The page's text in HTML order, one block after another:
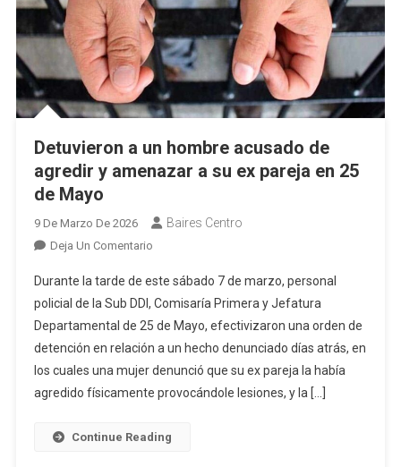
Detuvieron a un hombre acusado de
agredir y amenazar a su ex pareja en 25
de Mayo
9 De Marzo De 2026 Baires Centro
Deja Un ComentarioEn
A
Un
Hombre
Acusado
De
Agredir
Amenazar
Durante la tarde de este sábado 7 de marzo, personal
policial de la Sub DDI, Comisaría Primera y Jefatura
Departamental de 25 de Mayo, efectivizaron una orden de
detención en relación a un hecho denunciado días atrás, en
los cuales una mujer denunció que su ex pareja la había
agredido físicamente provocándole lesiones, y la […]
Continue Reading